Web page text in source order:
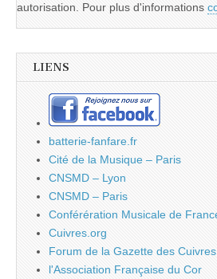
autorisation. Pour plus d'informations
LIENS
batterie-fanfare.fr
Cité de la Musique – Paris
CNSMD – Lyon
CNSMD – Paris
Conférération Musicale de
Cuivres.org
Forum de la Gazette des Cuivres
l'Association Française du Cor